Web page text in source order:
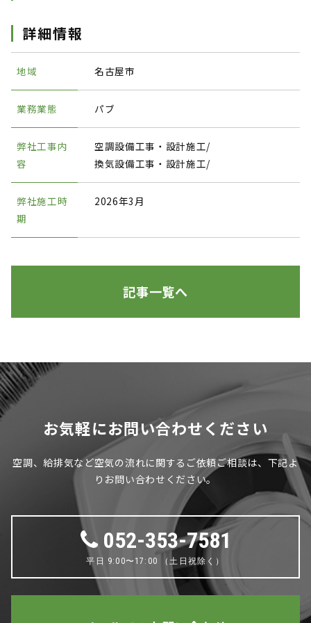
詳細情報
地域 名古屋市
業務業態 パブ
弊社工事内
容
空調設備工事・設計施工/
換気設備工事・設計施工/
弊社施工時
期
2026年3月
記事一覧へ
お気軽にお問い合わせください
空調、給排気など空気の流れに関するご依頼ご相談は、下記よ
りお問い合わせください。
052-353-7581
平日 9:00〜17:00 （土日祝除く）